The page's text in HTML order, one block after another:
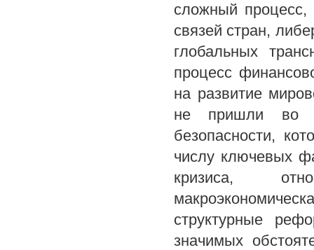
сложный процесс,
связей стран,
глобальных
процесс
на развитие
не пришли во
безопасности,
числу ключевых
кризиса,
структурные
значимых